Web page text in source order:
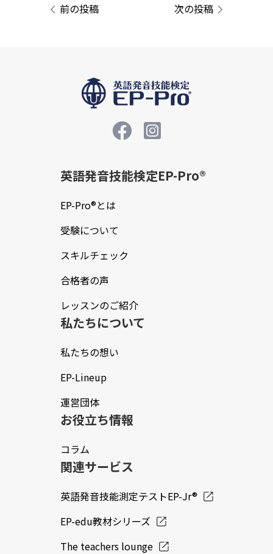
前の投稿 次の投稿
英語発音技能検定EP-Pro®
EP-Pro®とは
受験について
スキルチェック
合格者の声
レッスンのご紹介
私たちについて
私たちの想い
EP-Lineup
運営団体
お役立ち情報
コラム
関連サービス
英語発音技能測定テストEP-Jr®
EP-edu教材シリーズ
The teachers lounge